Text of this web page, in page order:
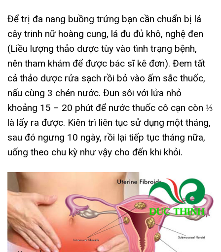
Để trị đa nang buồng trứng bạn cần chuẩn bị lá
cây trinh nữ hoàng cung, lá đu đủ khô, nghệ đen
(Liều lượng thảo dược tùy vào tình trạng bệnh,
nên tham khám để được bác sĩ kê đơn). Đem tất
cả thảo dược rửa sạch rồi bỏ vào ấm sắc thuốc,
nấu cùng 3 chén nước. Đun sôi với lửa nhỏ
khoảng 15 – 20 phút để nước thuốc cô cạn còn ⅓
là lấy ra được. Kiên trì liên tục sử dụng một tháng,
sau đó ngưng 10 ngày, rồi lại tiếp tục tháng nữa,
uống theo chu kỳ như vậy cho đến khi khỏi.